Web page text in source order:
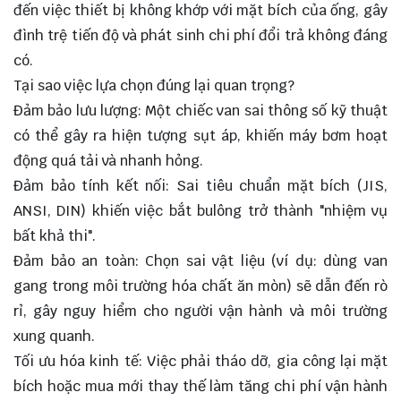
đến việc thiết bị không khớp với mặt bích của ống, gây
đình trệ tiến độ và phát sinh chi phí đổi trả không đáng
có.
Tại sao việc lựa chọn đúng lại quan trọng?
Đảm bảo lưu lượng: Một chiếc van sai thông số kỹ thuật
có thể gây ra hiện tượng sụt áp, khiến máy bơm hoạt
động quá tải và nhanh hỏng.
Đảm bảo tính kết nối: Sai tiêu chuẩn mặt bích (JIS,
ANSI, DIN) khiến việc bắt bulông trở thành "nhiệm vụ
bất khả thi".
Đảm bảo an toàn: Chọn sai vật liệu (ví dụ: dùng van
gang trong môi trường hóa chất ăn mòn) sẽ dẫn đến rò
rỉ, gây nguy hiểm cho người vận hành và môi trường
xung quanh.
Tối ưu hóa kinh tế: Việc phải tháo dỡ, gia công lại mặt
bích hoặc mua mới thay thế làm tăng chi phí vận hành